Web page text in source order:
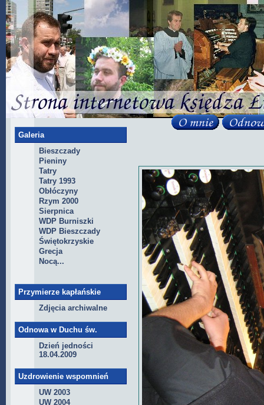
Galeria
Bieszczady
Pieniny
Tatry
Tatry 1993
Obłóczyny
Rzym 2000
Sierpnica
WDP Burniszki
WDP Bieszczady
Świętokrzyskie
Grecja
Nocą...
Przymierze kapłańskie
Zdjęcia archiwalne
Odnowa w Duchu św.
Dzień jedności
18.04.2009
Uzdrowienie wspomnień
UW 2003
UW 2004